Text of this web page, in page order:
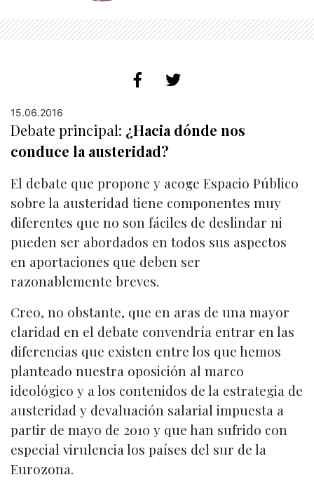
15.06.2016
Debate principal: ¿Hacia dónde nos
conduce la austeridad?
El debate que propone y acoge Espacio Público
sobre la austeridad tiene componentes muy
diferentes que no son fáciles de deslindar ni
pueden ser abordados en todos sus aspectos
en aportaciones que deben ser
razonablemente breves.
Creo, no obstante, que en aras de una mayor
claridad en el debate convendría entrar en las
diferencias que existen entre los que hemos
planteado nuestra oposición al marco
ideológico y a los contenidos de la estrategia de
austeridad y devaluación salarial impuesta a
partir de mayo de 2010 y que han sufrido con
especial virulencia los países del sur de la
Eurozona.